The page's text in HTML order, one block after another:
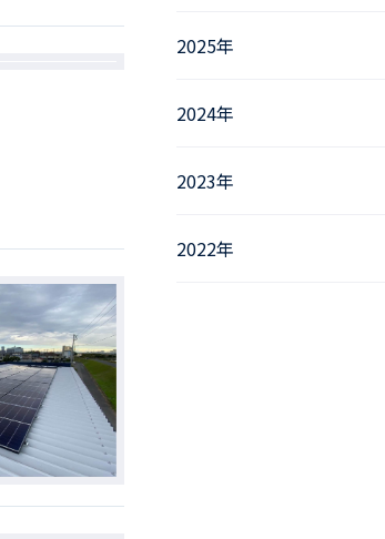
2025年
2024年
2023年
2022年